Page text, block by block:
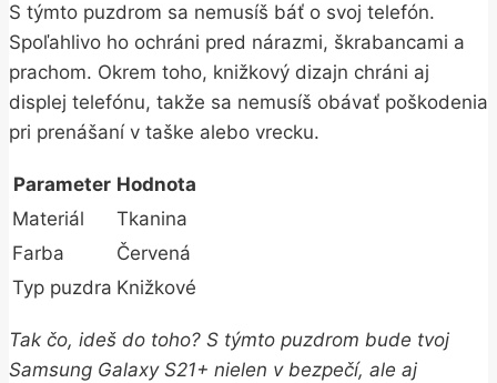
S týmto puzdrom sa nemusíš báť o svoj telefón.
Spoľahlivo ho ochráni pred nárazmi, škrabancami a
prachom. Okrem toho, knižkový dizajn chráni aj
displej telefónu, takže sa nemusíš obávať poškodenia
pri prenášaní v taške alebo vrecku.
Parameter Hodnota
Materiál
Tkanina
Farba
Červená
Typ puzdra Knižkové
Tak čo, ideš do toho? S týmto puzdrom bude tvoj
Samsung Galaxy S21+ nielen v bezpečí, ale aj